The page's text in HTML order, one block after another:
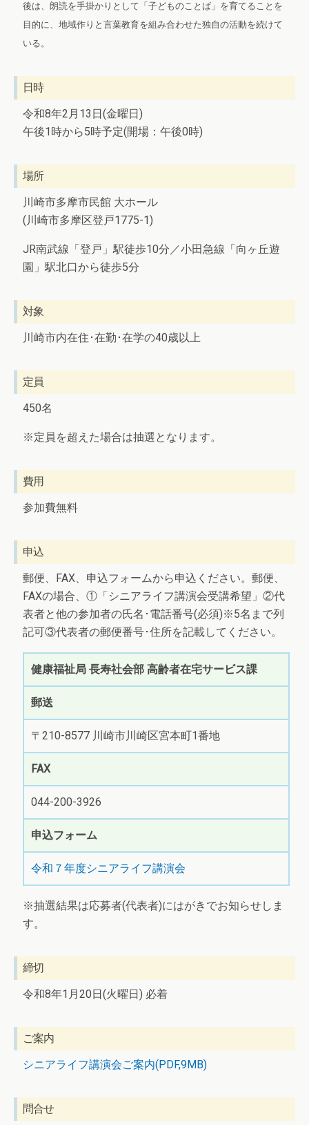
後は、朗読を手掛かりとして「子どものことば」を育てることを
目的に、地域作りと言葉教育を組み合わせた独自の活動を続けて
いる。
日時
令和8年2月13日(金曜日)
午後1時から5時予定(開場：午後0時)
場所
川崎市多摩市民館 大ホール
(川崎市多摩区登戸1775-1)
JR南武線「登戸」駅徒歩10分／小田急線「向ヶ丘遊
園」駅北口から徒歩5分
対象
川崎市内在住･在勤･在学の40歳以上
定員
450名
※定員を超えた場合は抽選となります。
費用
参加費無料
申込
郵便、FAX、申込フォームから申込ください。郵便、
FAXの場合、①「シニアライフ講演会受講希望」②代
表者と他の参加者の氏名･電話番号(必須)※5名まで列
記可③代表者の郵便番号･住所を記載してください。
健康福祉局 長寿社会部 高齢者在宅サービス課
郵送
〒210-8577 川崎市川崎区宮本町1番地
FAX
044-200-3926
申込フォーム
令和７年度シニアライフ講演会
※抽選結果は応募者(代表者)にはがきでお知らせしま
す。
締切
令和8年1月20日(火曜日) 必着
ご案内
シニアライフ講演会ご案内(PDF,9MB)
問合せ